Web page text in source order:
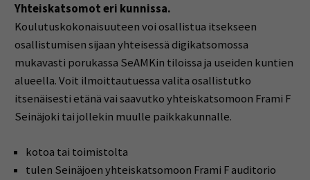
Yhteiskatsomot eri kunnissa.
Koulutuskokonaisuuteen voi osallistua itsekseen
osallistumisen sijaan yhteisessä digikatsomossa
mukavasti porukassa SeAMKin tiloissa ja useiden kuntien
alueella. Voit ilmoittautuessa valita osallistutko
itsenäisesti etänä vai saavutko yhteiskatsomoon Frami F
Seinäjoki tai jollekin muulle paikkakunnalle.
kotoa tai toimistolta
tulen Seinäjoen yhteiskatsomoon Frami F auditorio